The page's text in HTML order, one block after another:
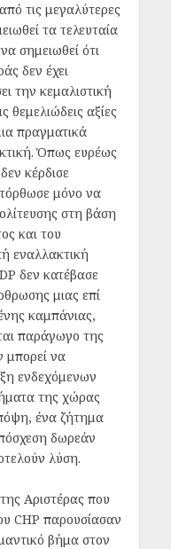
τις μεγαλύτερες
τα τελευταία
σημειωθεί ότι
δεν έχει
την κεμαλιστική
θεμελιώδεις αξίες
πραγματικά
Όπως ευρέως
κέρδισε
μόνο να
στη βάση
και του
εναλλακτική
δεν κατέβασε
μιας επί
καμπάνιας,
παράγωγο της
μπορεί να
ενδεχόμενων
της χώρας
ένα ζήτημα
δωρεάν
λύση.
Αριστέρας που
CHP παρουσίασαν
βήμα στον